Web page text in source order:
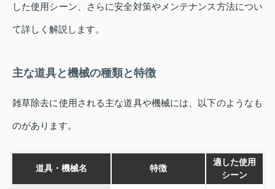
した使用シーン、さらに安全対策やメンテナンス方法につい
て詳しく解説します。
主な道具と機械の種類と特徴
雑草除去に使用される主な道具や機械には、以下のようなも
のがあります。
道具・機械名 特徴
適した使用
シーン